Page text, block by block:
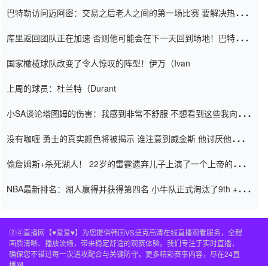
巴特勒访问迈阿密：交易之后老人之间的第一场比赛 要解决热情的
库里返回团队正在加速 否则他可能会在下一天回到场地！巴特勒迈
国家橄榄球队改变了令人惊叹的阵型！伊万（Ivan
上周的球员：杜兰特（Durant
小SA谈论塔图姆的伤害：我感到非常不舒服 不想看到这些我向他
没有咖喱 勇士的真实颜色将被揭示 谁注意到威金斯 他讨厌他的老
偷詹姆斯+杀死湖人！ 22岁的雷霆遗弃儿子上演了一个上帝的剧
NBA最新排名：湖人赢得并获得第四名 小牛队正式淘汰了9th + 76
②④直播网【♥爱爱♥】为您提供韩国VS捷克高清在线直播观看服务，全程
画质清晰、播放流畅，带来稳定舒适的观赛体验。我们专注于实时直播，
确保您不错过每一次进攻配合与关键防守。更多精彩赛事内容，尽在24直